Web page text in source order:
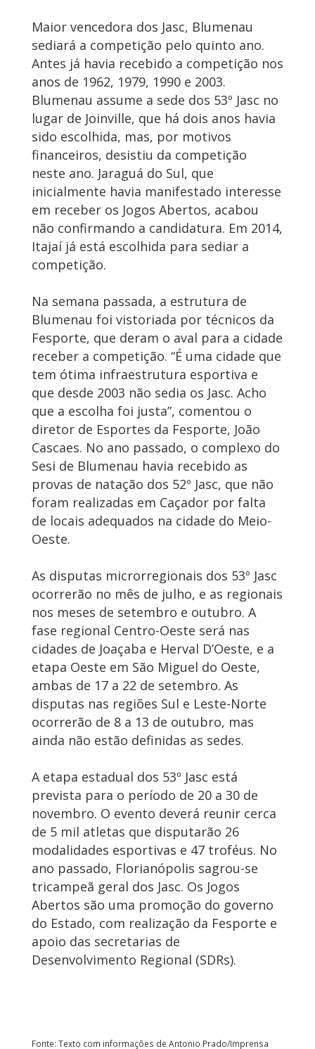
Maior vencedora dos Jasc, Blumenau
sediará a competição pelo quinto ano.
Antes já havia recebido a competição nos
anos de 1962, 1979, 1990 e 2003.
Blumenau assume a sede dos 53º Jasc no
lugar de Joinville, que há dois anos havia
sido escolhida, mas, por motivos
financeiros, desistiu da competição
neste ano. Jaraguá do Sul, que
inicialmente havia manifestado interesse
em receber os Jogos Abertos, acabou
não confirmando a candidatura. Em 2014,
Itajaí já está escolhida para sediar a
competição.
Na semana passada, a estrutura de
Blumenau foi vistoriada por técnicos da
Fesporte, que deram o aval para a cidade
receber a competição. “É uma cidade que
tem ótima infraestrutura esportiva e
que desde 2003 não sedia os Jasc. Acho
que a escolha foi justa”, comentou o
diretor de Esportes da Fesporte, João
Cascaes. No ano passado, o complexo do
Sesi de Blumenau havia recebido as
provas de natação dos 52º Jasc, que não
foram realizadas em Caçador por falta
de locais adequados na cidade do Meio-
Oeste.
As disputas microrregionais dos 53º Jasc
ocorrerão no mês de julho, e as regionais
nos meses de setembro e outubro. A
fase regional Centro-Oeste será nas
cidades de Joaçaba e Herval D’Oeste, e a
etapa Oeste em São Miguel do Oeste,
ambas de 17 a 22 de setembro. As
disputas nas regiões Sul e Leste-Norte
ocorrerão de 8 a 13 de outubro, mas
ainda não estão definidas as sedes.
A etapa estadual dos 53º Jasc está
prevista para o período de 20 a 30 de
novembro. O evento deverá reunir cerca
de 5 mil atletas que disputarão 26
modalidades esportivas e 47 troféus. No
ano passado, Florianópolis sagrou-se
tricampeã geral dos Jasc. Os Jogos
Abertos são uma promoção do governo
do Estado, com realização da Fesporte e
apoio das secretarias de
Desenvolvimento Regional (SDRs).
Fonte: Texto com informações de Antonio Prado/Imprensa